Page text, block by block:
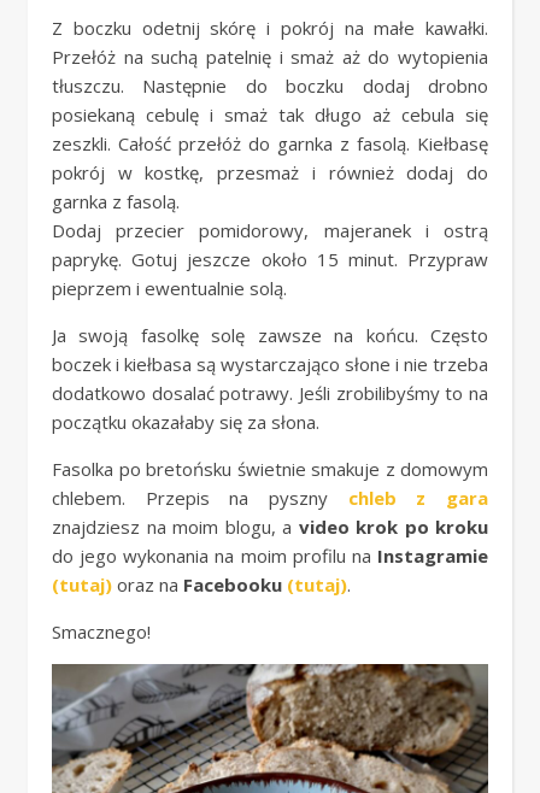
Z boczku odetnij skórę i pokrój na małe kawałki.
Przełóż na suchą patelnię i smaż aż do wytopienia
tłuszczu. Następnie do boczku dodaj drobno
posiekaną cebulę i smaż tak długo aż cebula się
zeszkli. Całość przełóż do garnka z fasolą. Kiełbasę
pokrój w kostkę, przesmaż i również dodaj do
garnka z fasolą.
Dodaj przecier pomidorowy, majeranek i ostrą
paprykę. Gotuj jeszcze około 15 minut. Przypraw
pieprzem i ewentualnie solą.
Ja swoją fasolkę solę zawsze na końcu. Często
boczek i kiełbasa są wystarczająco słone i nie trzeba
dodatkowo dosalać potrawy. Jeśli zrobilibyśmy to na
początku okazałaby się za słona.
Fasolka po bretońsku świetnie smakuje z domowym
chlebem. Przepis na pyszny chleb z gara
znajdziesz na moim blogu, a video krok po kroku
do jego wykonania na moim profilu na Instagramie
(tutaj) oraz na Facebooku (tutaj).
Smacznego!